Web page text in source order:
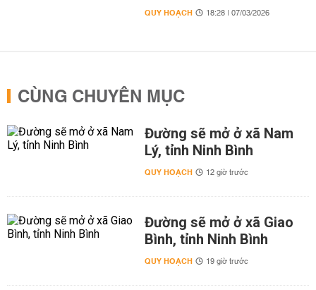
QUY HOẠCH 18:28 | 07/03/2026
CÙNG CHUYÊN MỤC
Đường sẽ mở ở xã Nam
Lý, tỉnh Ninh Bình
QUY HOẠCH 12 giờ trước
Đường sẽ mở ở xã Giao
Bình, tỉnh Ninh Bình
QUY HOẠCH 19 giờ trước